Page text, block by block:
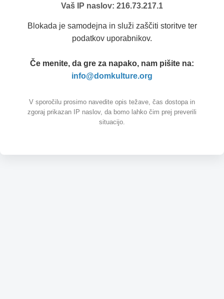
Vaš IP naslov: 216.73.217.1
Blokada je samodejna in služi zaščiti storitve ter
podatkov uporabnikov.
Če menite, da gre za napako, nam pišite na:
info@domkulture.org
V sporočilu prosimo navedite opis težave, čas dostopa in
zgoraj prikazan IP naslov, da bomo lahko čim prej preverili
situacijo.